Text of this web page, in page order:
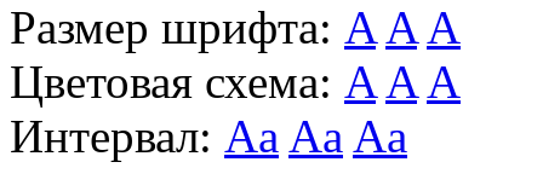
Размер шрифта: A A A
Цветовая схема: A A A
Интервал: Aa Aa Aa